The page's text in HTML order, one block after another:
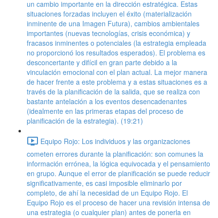
un cambio importante en la dirección estratégica. Estas
situaciones forzadas incluyen el éxito (materialización
inminente de una Imagen Futura), cambios ambientales
importantes (nuevas tecnologías, crisis económica) y
fracasos inminentes o potenciales (la estrategia empleada
no proporcionó los resultados esperados). El problema es
desconcertante y difícil en gran parte debido a la
vinculación emocional con el plan actual. La mejor manera
de hacer frente a este problema y a estas situaciones es a
través de la planificación de la salida, que se realiza con
bastante antelación a los eventos desencadenantes
(idealmente en las primeras etapas del proceso de
planificación de la estrategia). (19:21)
Equipo Rojo: Los individuos y las organizaciones
cometen errores durante la planificación: son comunes la
información errónea, la lógica equivocada y el pensamiento
en grupo. Aunque el error de planificación se puede reducir
significativamente, es casi imposible eliminarlo por
completo, de ahí la necesidad de un Equipo Rojo. El
Equipo Rojo es el proceso de hacer una revisión intensa de
una estrategia (o cualquier plan) antes de ponerla en